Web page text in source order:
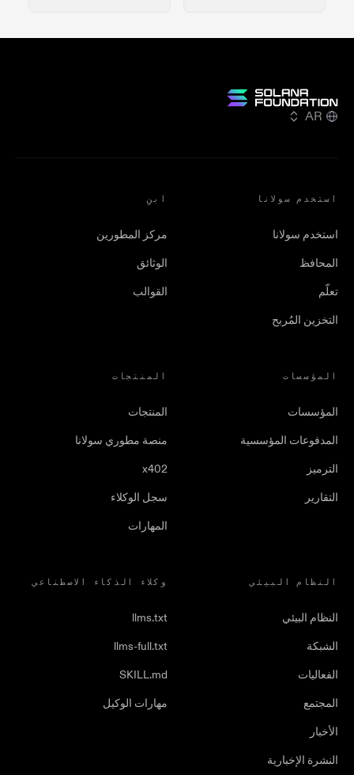
AR
استخدم سولانا
استخدم سولانا
المحافظ
تعلّم
التخزين المُربح
ابنِ
مركز المطورين
الوثائق
القوالب
المؤسسات
المؤسسات
المدفوعات المؤسسية
الترميز
التقارير
المنتجات
المنتجات
منصة مطوري سولانا
x402
سجل الوكلاء
المهارات
النظام البيئي
النظام البيئي
الشبكة
الفعاليات
المجتمع
الأخبار
النشرة الإخبارية
وكلاء الذكاء الاصطناعي
llms.txt
llms-full.txt
SKILL.md
مهارات الوكيل